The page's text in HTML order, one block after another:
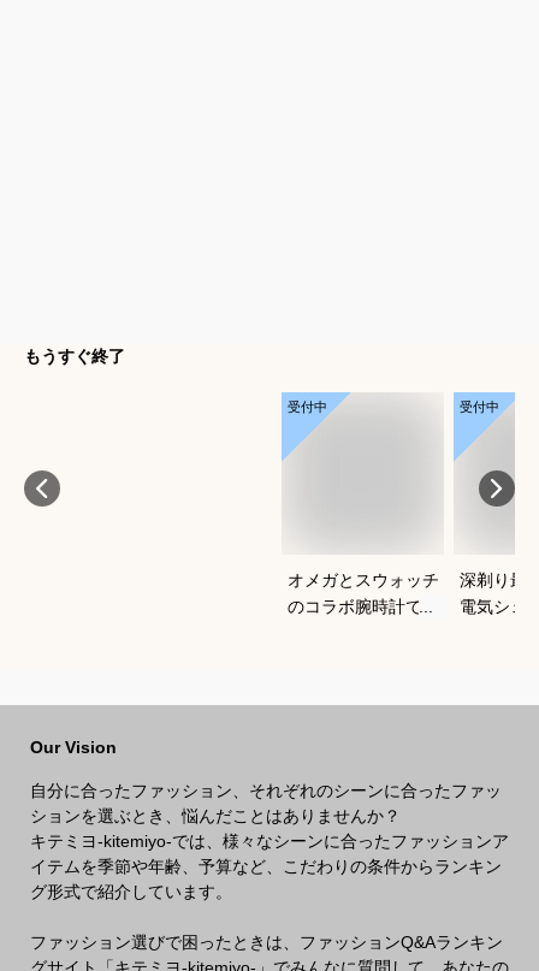
もうすぐ終了
受付中
オメガとスウォッチ
のコラボ腕時計でお
受付中
深剃り最
電気シェ
Our Vision
自分に合ったファッション、それぞれのシーンに合ったファッ
ションを選ぶとき、悩んだことはありませんか？
キテミヨ-kitemiyo-では、様々なシーンに合ったファッションア
イテムを季節や年齢、予算など、こだわりの条件からランキン
グ形式で紹介しています。
ファッション選びで困ったときは、ファッションQ&Aランキン
グサイト「キテミヨ-kitemiyo-」でみんなに質問して、あなたの